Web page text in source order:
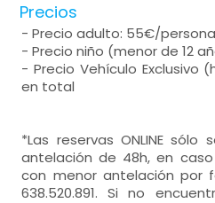
Precios
- Precio adulto: 55€/
- Precio niño (menor de 12
- Precio Vehículo Exclusivo
en total
*Las reservas ONLINE
antelación de 48h, en
con menor antelación por
638.520.891. Si no